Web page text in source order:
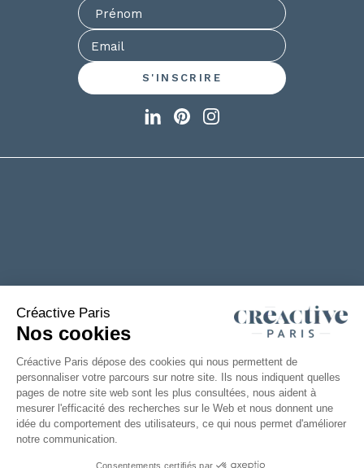
6 rue de la Chanterie
49124 Saint Barthélémy d'Anjou
TÉLÉCHARGEZ NOTRE CATALOGUE
Mentions
Accessibilité : partiellement